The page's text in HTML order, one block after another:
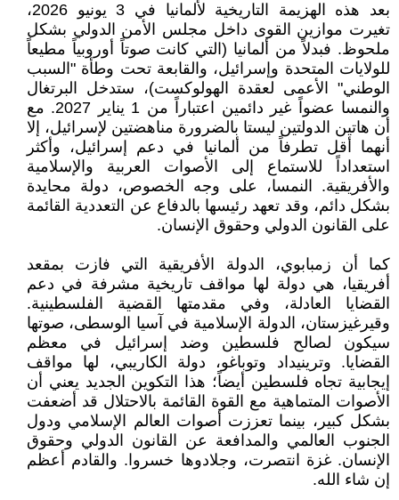
بعد هذه الهزيمة التاريخية لألمانيا في 3 يونيو 2026،
تغيرت موازين القوى داخل مجلس الأمن الدولي بشكل
ملحوظ. فبدلاً من ألمانيا (التي كانت صوتاً أوروبياً مطيعاً
للولايات المتحدة وإسرائيل، والقابعة تحت وطأة "السبب
الوطني" الأعمى لعقدة الهولوكست)، ستدخل البرتغال
والنمسا عضواً غير دائمين اعتباراً من 1 يناير 2027. مع
أن هاتين الدولتين ليستا بالضرورة مناهضتين لإسرائيل، إلا
أنهما أقل تطرفاً من ألمانيا في دعم إسرائيل، وأكثر
استعداداً للاستماع إلى الأصوات العربية والإسلامية
والأفريقية. النمسا، على وجه الخصوص، دولة محايدة
بشكل دائم، وقد تعهد رئيسها بالدفاع عن التعددية القائمة
على القانون الدولي وحقوق الإنسان.
كما أن زمبابوي، الدولة الأفريقية التي فازت بمقعد
أفريقيا، هي دولة لها مواقف تاريخية مشرفة في دعم
القضايا العادلة، وفي مقدمتها القضية الفلسطينية.
وقيرغيزستان، الدولة الإسلامية في آسيا الوسطى، صوتها
سيكون لصالح فلسطين وضد إسرائيل في معظم
القضايا. وترينيداد وتوباغو، دولة الكاريبي، لها مواقف
إيجابية تجاه فلسطين أيضاً؛ هذا التكوين الجديد يعني أن
الأصوات المتماهية مع القوة القائمة بالاحتلال قد أضعفت
بشكل كبير، بينما تعززت أصوات العالم الإسلامي ودول
الجنوب العالمي والمدافعة عن القانون الدولي وحقوق
الإنسان. غزة انتصرت، وجلادوها خسروا. والقادم أعظم
إن شاء الله.